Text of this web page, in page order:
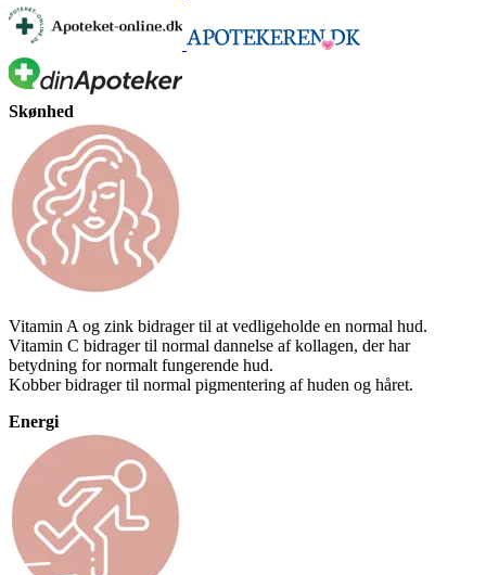
Skønhed
Vitamin A og zink bidrager til at vedligeholde en normal hud.
Vitamin C bidrager til normal dannelse af kollagen, der har
betydning for normalt fungerende hud.
Kobber bidrager til normal pigmentering af huden og håret.
Energi